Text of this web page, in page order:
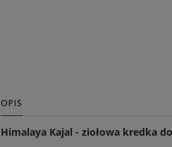
OPIS
Himalaya Kajal - ziołowa kredka